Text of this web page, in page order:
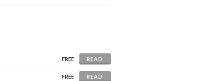
FREE READ
FREE READ